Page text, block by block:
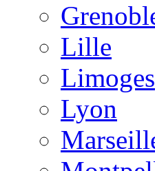
Lille
Limoges
Lyon